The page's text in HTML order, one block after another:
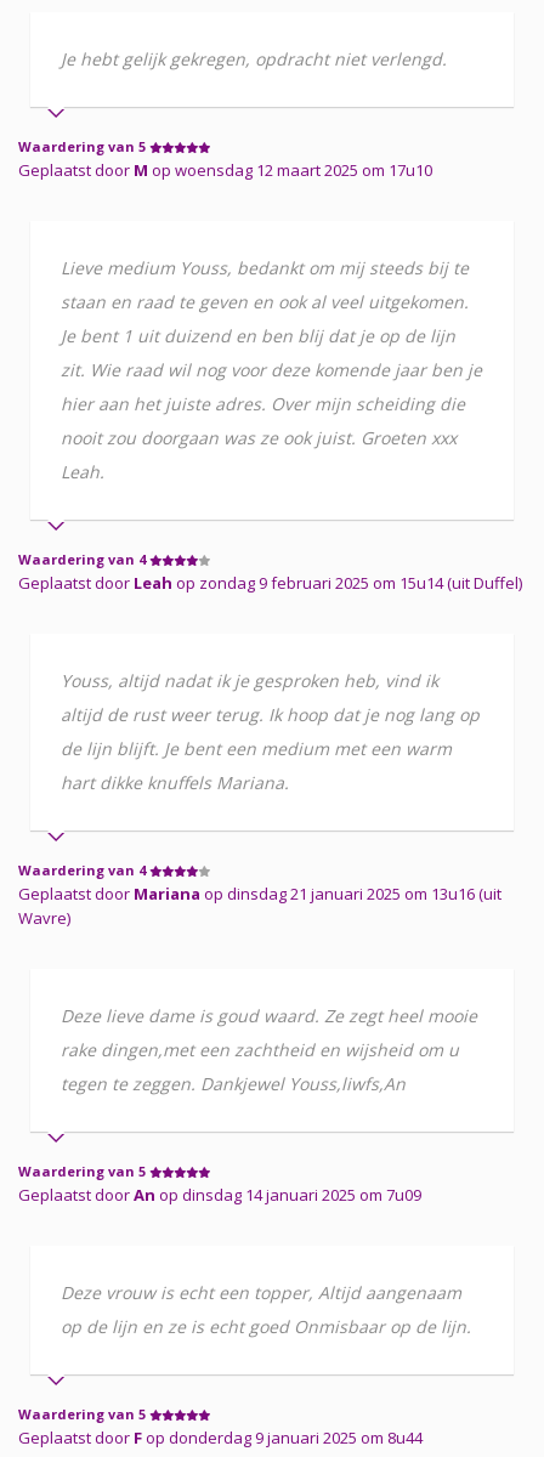
Je hebt gelijk gekregen, opdracht niet verlengd.
Waardering van 5
Geplaatst door M op woensdag 12 maart 2025 om 17u10
Lieve medium Youss, bedankt om mij steeds bij te
staan en raad te geven en ook al veel uitgekomen.
Je bent 1 uit duizend en ben blij dat je op de lijn
zit. Wie raad wil nog voor deze komende jaar ben je
hier aan het juiste adres. Over mijn scheiding die
nooit zou doorgaan was ze ook juist. Groeten xxx
Leah.
Waardering van 4
Geplaatst door Leah op zondag 9 februari 2025 om 15u14 (uit Duffel)
Youss, altijd nadat ik je gesproken heb, vind ik
altijd de rust weer terug. Ik hoop dat je nog lang op
de lijn blijft. Je bent een medium met een warm
hart dikke knuffels Mariana.
Waardering van 4
Geplaatst door Mariana op dinsdag 21 januari 2025 om 13u16 (uit
Wavre)
Deze lieve dame is goud waard. Ze zegt heel mooie
rake dingen,met een zachtheid en wijsheid om u
tegen te zeggen. Dankjewel Youss,liwfs,An
Waardering van 5
Geplaatst doorAn op dinsdag 14 januari 2025 om 7u09
Deze vrouw is echt een topper, Altijd aangenaam
op de lijn en ze is echt goed Onmisbaar op de lijn.
Waardering van 5
Geplaatst door Fop donderdag 9 januari 2025 om 8u44